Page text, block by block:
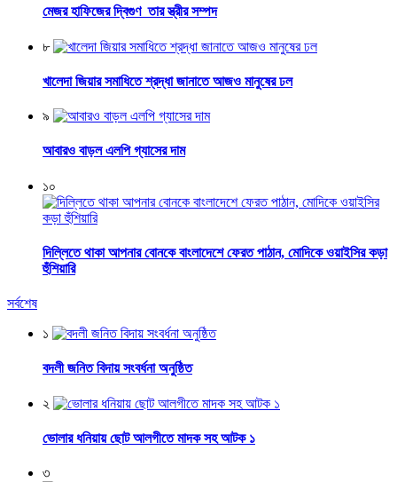
মেজর হাফিজের দ্বিগুণ তার স্ত্রীর সম্পদ
৮
খালেদা জিয়ার সমাধিতে শ্রদ্ধা জানাতে আজও মানুষের ঢল
৯
আবারও বাড়ল এলপি গ্যাসের দাম
১০
দিল্লিতে থাকা আপনার বোনকে বাংলাদেশে ফেরত পাঠান, মোদিকে ওয়াইসির কড়া
হুঁশিয়ারি
সর্বশেষ
১
বদলী জনিত বিদায় সংবর্ধনা অনুষ্ঠিত
২
ভোলার ধনিয়ায় ছোট আলগীতে মাদক সহ আটক ১
৩